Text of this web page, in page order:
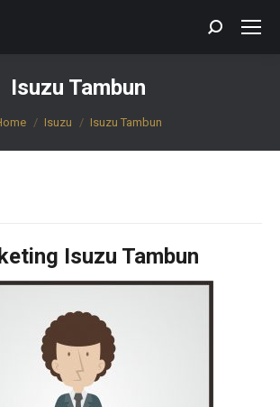
Search:
Isuzu Tambun
are here:
Isuzu Isuzu Tambun
Isuzu Tambun